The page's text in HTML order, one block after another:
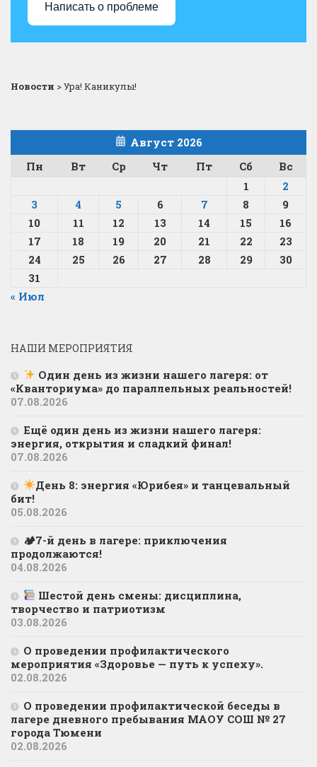
Написать о проблеме
Новости >Ура! Каникулы!
Август 2026
Пн
Вт Ср Чт Пт Сб
Вс
1
2
3
4 5 6 7 8
9
10
11 12 13 14 15
16
17
18 19 20 21 22
23
24
25 26 27 28 29
30
31
« Июл
НАШИ МЕРОПРИЯТИЯ
Один день из жизни нашего лагеря: от
«Кванториума» до параллельных реальностей!
07.08.2026
Ещё один день из жизни нашего лагеря:
энергия, открытия и сладкий финал!
07.08.2026
День 8: энергия «Юрибея» и танцевальный
бит!
05.08.2026
🏕7-й день в лагере: приключения
продолжаются!
04.08.2026
Шестой день смены: дисциплина,
творчество и патриотизм
03.08.2026
О проведении профилактического
мероприятия «Здоровье — путь к успеху».
02.08.2026
О проведении профилактической беседы в
лагере дневного пребывания МАОУ СОШ № 27
города Тюмени
02.08.2026